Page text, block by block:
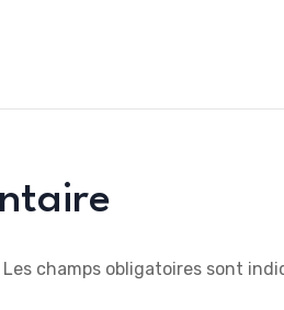
Les champs obligatoires sont